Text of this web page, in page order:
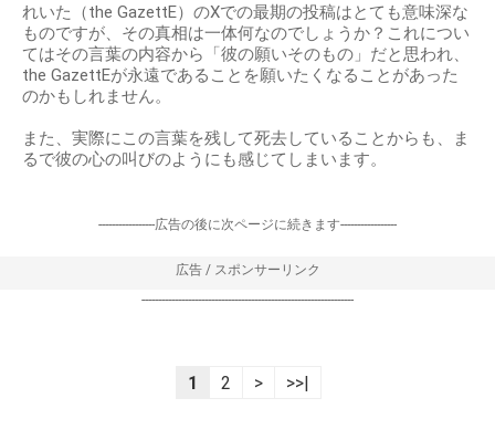
れいた（the GazettE）のXでの最期の投稿はとても意味深な
ものですが、その真相は一体何なのでしょうか？これについ
てはその言葉の内容から「彼の願いそのもの」だと思われ、
the GazettEが永遠であることを願いたくなることがあった
のかもしれません。
また、実際にこの言葉を残して死去していることからも、ま
るで彼の心の叫びのようにも感じてしまいます。
-----------------広告の後に次ページに続きます-----------------
広告 / スポンサーリンク
----------------------------------------------------------------
1 2 > >>|